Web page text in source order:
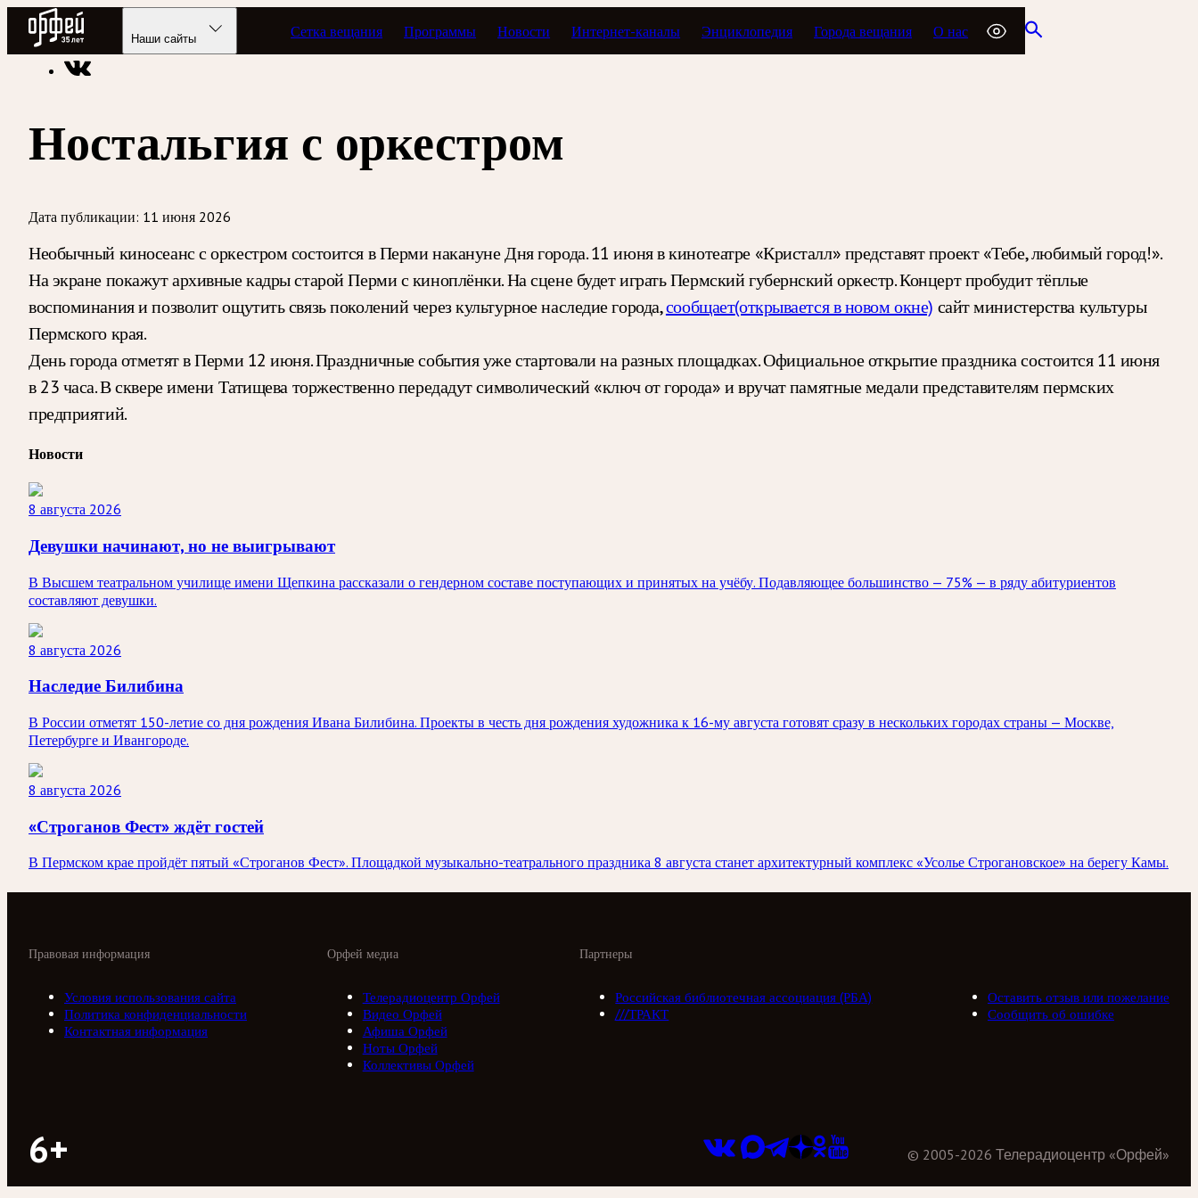
Радио Орфей
Наши сайты Сетка вещания Программы Новости Интернет-каналы Энциклопедия Города вещания О нас
Радио классической музыки «Орфей» Новости
Ностальгия с оркестром
Дата публикации: 11 июня 2026
Необычный киносеанс с оркестром состоится в Перми накануне Дня города. 11 июня в кинотеатре «Кристалл» представят проект «Тебе, любимый город!».
На экране покажут архивные кадры старой Перми с киноплёнки. На сцене будет играть Пермский губернский оркестр. Концерт пробудит тёплые
воспоминания и позволит ощутить связь поколений через культурное наследие города,сообщает(открывается в новом окне) сайт министерства культуры
Пермского края.
День города отметят в Перми 12 июня. Праздничные события уже стартовали на разных площадках. Официальное открытие праздника состоится 11 июня
в 23 часа. В сквере имени Татищева торжественно передадут символический «ключ от города» и вручат памятные медали представителям пермских
предприятий.
Новости
8 августа 2026
Девушки начинают, но не выигрывают
В Высшем театральном училище имени Щепкина рассказали о гендерном составе поступающих и принятых на учёбу. Подавляющее большинство — 75% — в ряду абитуриентов
составляют девушки.
8 августа 2026
Наследие Билибина
В России отметят 150-летие со дня рождения Ивана Билибина. Проекты в честь дня рождения художника к 16-му августа готовят сразу в нескольких городах страны — Москве,
Петербурге и Ивангороде.
8 августа 2026
«Строганов Фест» ждёт гостей
В Пермском крае пройдёт пятый «Строганов Фест». Площадкой музыкально-театрального праздника 8 августа станет архитектурный комплекс «Усолье Строгановское» на берегу Камы.
Орфей медиа
Телерадиоцентр Орфей
Видео Орфей
Афиша Орфей
Ноты Орфей
Коллективы Орфей
Партнеры
Российская библиотечная ассоциация (РБА)
///ТРАКТ
Правовая информация
Условия использования сайта
Политика конфиденциальности
Контактная информация
Оставить отзыв или пожелание
Сообщить об ошибке
6+ © 2005-2026 Телерадиоцентр «Орфей»